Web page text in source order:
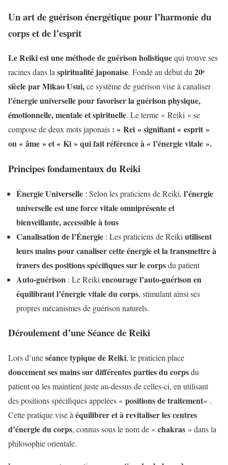
Un art de guérison énergétique pour l’harmonie du
corps et de l’esprit
Le Reiki est une méthode de guérison holistiquequi trouve ses
racines dans laspiritualité japonaise. Fondé au début du20ᵉ
siècle par Mikao Usui,ce système de guérison vise à canaliser
l’énergie universelle pour favoriser la guérison physique,
émotionnelle, mentale et spirituelle. Le terme « Reiki » se
compose de deux mots japonais : « Rei » signifiant « esprit »
ou « âme » et « Ki » qui fait référence à « l’énergie vitale ».
Principes fondamentaux du Reiki
Énergie Universelle : Selon les praticiens de Reiki, l’énergie
universelle est une force vitale omniprésente et
bienveillante, accessible à tous
Canalisation de l’Énergie : Les praticiens de Reiki utilisent
leurs mains pour canaliser cette énergie et la transmettre à
travers des positions spécifiques sur le corpsdu patient
Auto-guérison : Le Reiki encourage l’auto-guérison en
équilibrant l’énergie vitale du corps, stimulant ainsi ses
propres mécanismes de guérison naturels.
Déroulement d’une Séance de Reiki
Lors d’uneséance typique de Reiki, le praticien place
doucement ses mains sur différentes parties du corpsdu
patient ou les maintient juste au-dessus de celles-ci, en utilisant
des positions spécifiques appelées « positions de traitement« .
Cette pratique vise à équilibrer et à revitaliser les centres
d’énergie du corps, connus sous le nom de « chakras » dans la
philosophie orientale.